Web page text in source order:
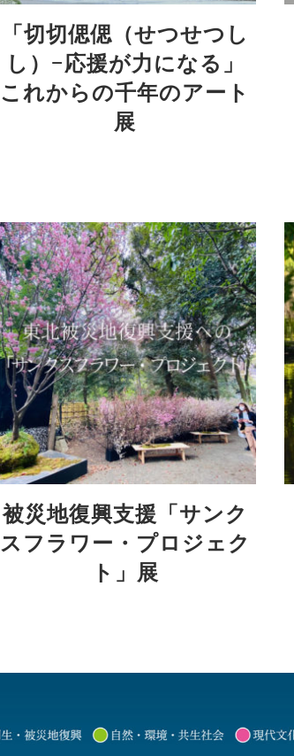
「切切偲偲（せつせつし
し）−応援が力になる」
これからの千年のアート
展
被災地復興支援「サンク
スフラワー・プロジェク
ト」展